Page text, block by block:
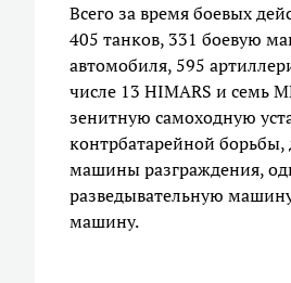
Всего за время боевых
405 танков, 331 боевую
автомобиля, 595
числе 13 HIMARS и семь
зенитную самоходную
контрбатарейной
машины разграждения,
разведывательную
машину.